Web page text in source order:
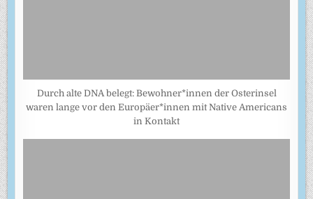
Durch alte DNA belegt: Bewohner*innen der Osterinsel
waren lange vor den Europäer*innen mit Native Americans
in Kontakt